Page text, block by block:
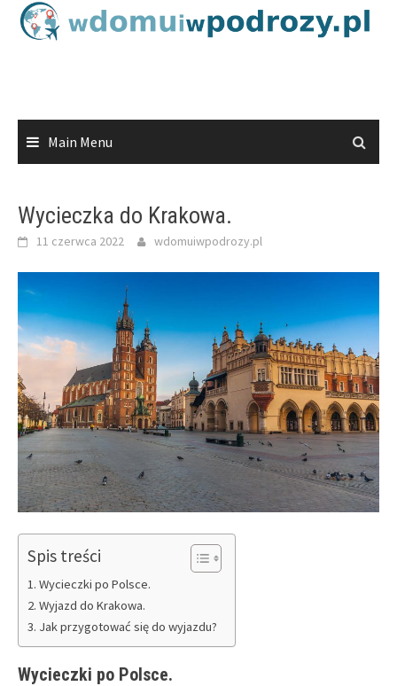
Skip
Main Menu
Wycieczka do Krakowa.
11 czerwca 2022 wdomuiwpodrozy.pl
Spis treści
Wycieczki po Polsce.
Wyjazd do Krakowa.
Jak przygotować się do wyjazdu?
Wycieczki po Polsce.